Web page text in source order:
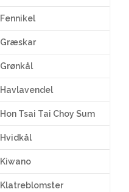
Fennikel
Græskar
Grønkål
Havlavendel
Hon Tsai Tai Choy Sum
Hvidkål
Kiwano
Klatreblomster